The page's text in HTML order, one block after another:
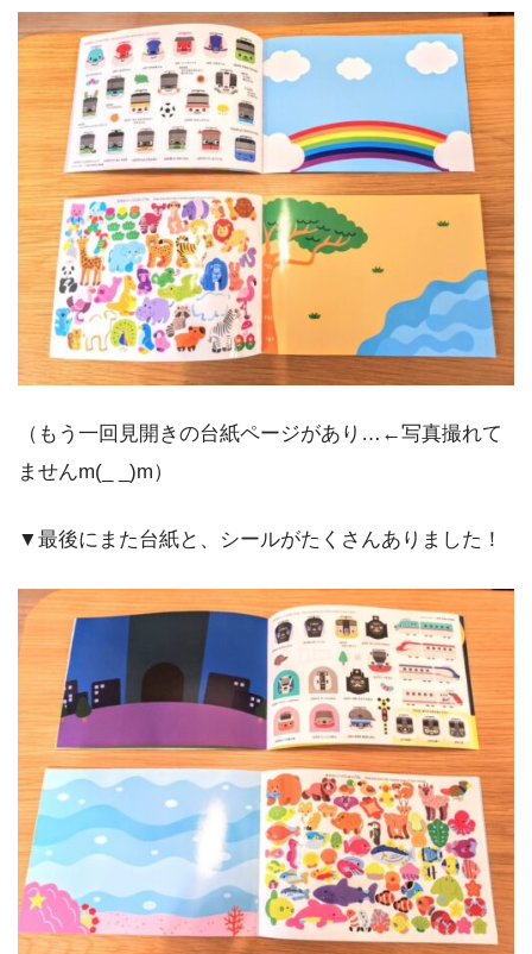
（もう一回見開きの台紙ページがあり…←写真撮れて
ませんm(_ _)m）
▼最後にまた台紙と、シールがたくさんありました！